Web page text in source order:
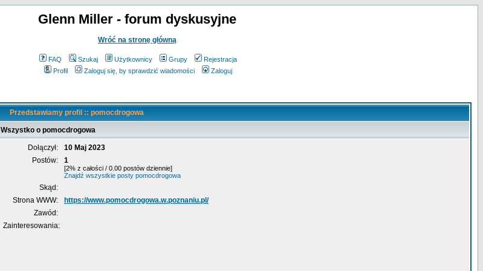
Glenn Miller - forum dyskusyjne
Wróć na stronę główną
FAQ Szukaj Użytkownicy Grupy
Rejestracja
Profil
Zaloguj się, by sprawdzić wiadomości Zaloguj
Przedstawiamy profil :: pomocdrogowa
Wszystko o pomocdrogowa
Dołączył:
10 Maj 2023
Postów:
1
[2% z całości / 0.00 postów dziennie]
Znajdź wszystkie posty pomocdrogowa
Skąd:
Strona WWW:
https://www.pomocdrogowa.w.poznaniu.pl/
Zawód:
Zainteresowania: